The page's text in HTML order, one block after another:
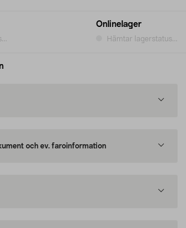
Onlinelager
Hämtar lagerstatus...
och ev. faroinformation